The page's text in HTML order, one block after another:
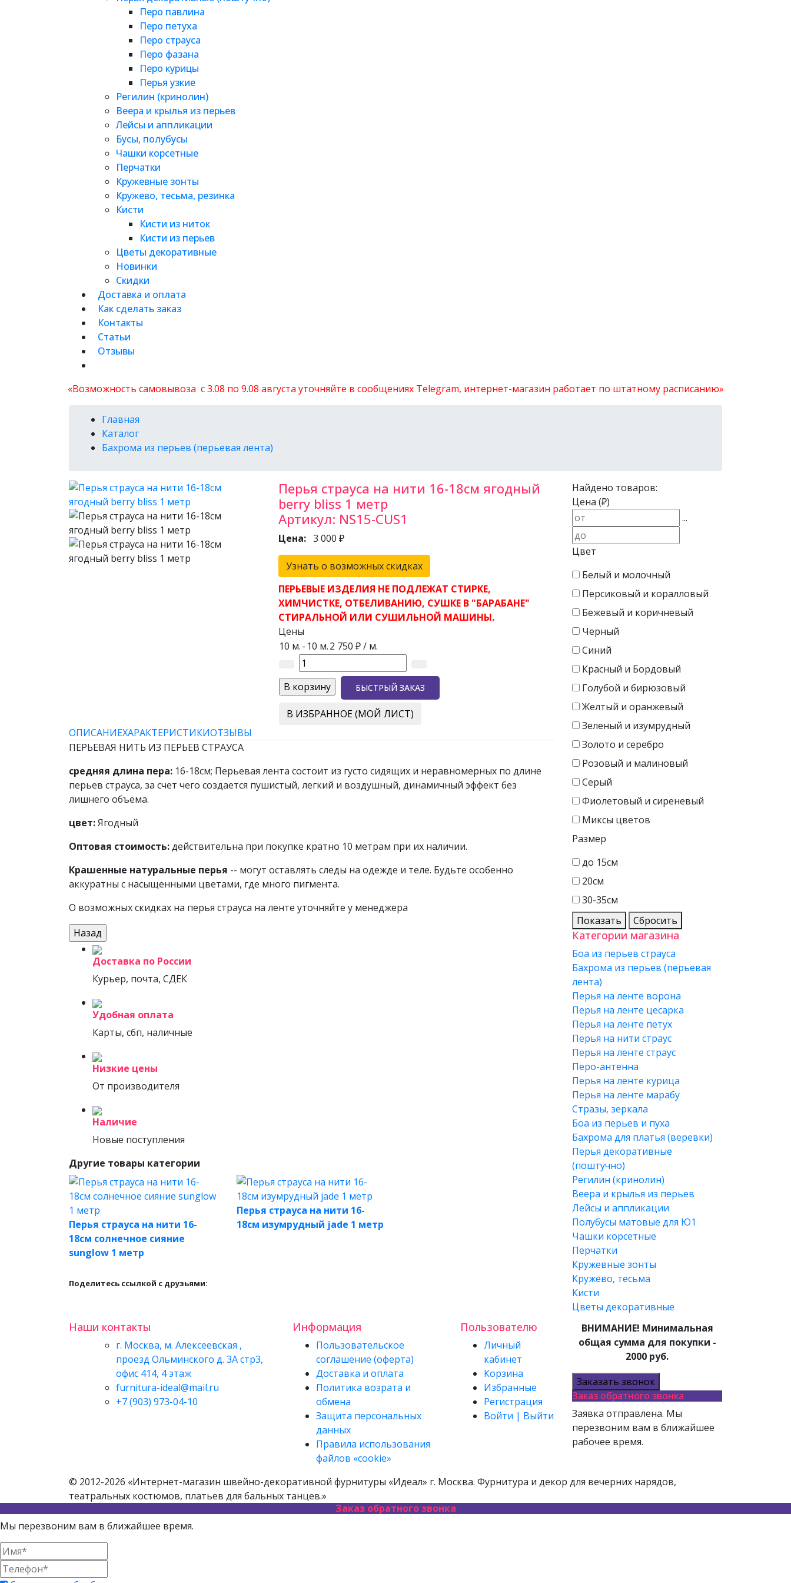
Перо павлина
Перо петуха
Перо страуса
Перо фазана
Перо курицы
Перья узкие
Регилин (кринолин)
Веера и крылья из перьев
Лейсы и аппликации
Бусы, полубусы
Чашки корсетные
Перчатки
Кружевные зонты
Кружево, тесьма, резинка
Кисти
Кисти из ниток
Кисти из перьев
Цветы декоративные
Новинки
Скидки
Доставка и оплата
Как сделать заказ
Контакты
Статьи
Отзывы
«Возможность самовывоза с 3.08 по 9.08 августа уточняйте в сообщениях Telegram, интернет-магазин работает по штатному расписанию»
Главная
Каталог
Бахрома из перьев (перьевая лента)
Перья страуса на нити 16-18см ягодный
berry bliss 1 метр
Артикул: NS15-CUS1
Цена: 3 000 ₽
Узнать о возможных скидках
ПЕРЬЕВЫЕ ИЗДЕЛИЯ НЕ ПОДЛЕЖАТ СТИРКЕ,
ХИМЧИСТКЕ, ОТБЕЛИВАНИЮ, СУШКЕ В "БАРАБАНЕ"
СТИРАЛЬНОЙ ИЛИ СУШИЛЬНОЙ МАШИНЫ.
Цены
10 м.- 10 м.2 750 ₽/ м.
БЫСТРЫЙ ЗАКАЗ
В ИЗБРАННОЕ (МОЙ ЛИСТ)
ОПИСАНИЕХАРАКТЕРИСТИКИОТЗЫВЫ
ПЕРЬЕВАЯ НИТЬ ИЗ ПЕРЬЕВ СТРАУСА
средняя длина пера: 16-18см; Перьевая лента состоит из густо сидящих и неравномерных по длине
перьев страуса, за счет чего создается пушистый, легкий и воздушный, динамичный эффект без
лишнего объема.
цвет:Ягодный
Оптовая стоимость:действительна при покупке кратно 10 метрам при их наличии.
Крашенные натуральные перья -- могут оставлять следы на одежде и теле. Будьте особенно
аккуратны с насыщенными цветами, где много пигмента.
О возможных скидках на перья страуса на ленте уточняйте у менеджера
Доставка по России
Курьер, почта, СДЕК
Удобная оплата
Карты, сбп, наличные
Низкие цены
От производителя
Наличие
Новые поступления
Другие товары категории
Перья страуса на нити 16-
18см солнечное сияние
sunglow 1 метр
Перья страуса на нити 16-
18см изумрудный jade 1 метр
Поделитесь ссылкой с друзьями:
Найдено товаров:
Цена (₽)
...
Цвет
Белый и молочный
Персиковый и коралловый
Бежевый и коричневый
Черный
Синий
Красный и Бордовый
Голубой и бирюзовый
Желтый и оранжевый
Зеленый и изумрудный
Золото и серебро
Розовый и малиновый
Серый
Фиолетовый и сиреневый
Миксы цветов
Размер
до 15см
20см
30-35см
Показать
Сбросить
Категории магазина
Боа из перьев страуса
Бахрома из перьев (перьевая
лента)
Перья на ленте ворона
Перья на ленте цесарка
Перья на ленте петух
Перья на нити страус
Перья на ленте страус
Перо-антенна
Перья на ленте курица
Перья на ленте марабу
Стразы, зеркала
Боа из перьев и пуха
Бахрома для платья (веревки)
Перья декоративные
(поштучно)
Регилин (кринолин)
Веера и крылья из перьев
Лейсы и аппликации
Полубусы матовые для Ю1
Чашки корсетные
Перчатки
Кружевные зонты
Кружево, тесьма
Кисти
Цветы декоративные
Наши контакты
г. Москва, м. Алексеевская ,
проезд Ольминского д. 3А стр3,
офис 414, 4 этаж
furnitura-ideal@mail.ru
+7 (903) 973-04-10
Информация
Пользовательское
соглашение (оферта)
Доставка и оплата
Политика возрата и
обмена
Защита персональных
данных
Правила использования
файлов «cookie»
Пользователю
Личный
кабинет
Корзина
Избранные
Регистрация
Войти | Выйти
ВНИМАНИЕ! Минимальная
общая сумма для покупки -
2000 руб.
Заказать звонок
Заказ обратного звонка
Заявка отправлена. Мы
перезвоним вам в ближайшее
рабочее время.
© 2012-2026 «Интернет-магазин швейно-декоративной фурнитуры «Идеал» г. Москва. Фурнитура и декор для вечерних нарядов,
театральных костюмов, платьев для бальных танцев.»
Заказ обратного звонка
Мы перезвоним вам в ближайшее время.